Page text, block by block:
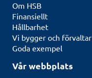
Om HSB
Finansiellt
Hållbarhet
Vi bygger och förvaltar
Goda exempel
Vår webbplats